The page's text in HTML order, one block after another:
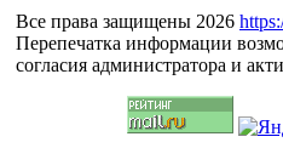
Все права защищены 2026
Перепечатка информации
согласия администратора и